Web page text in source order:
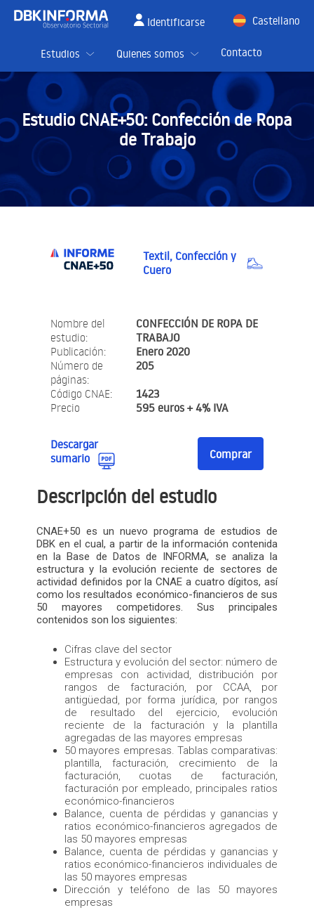
Identificarse
Castellano
Estudios
Quienes somos Contacto
Estudio CNAE+50: Confección de Ropa
de Trabajo
Textil, Confección y
Cuero
Nombre del
estudio:
CONFECCIÓN DE ROPA DE
TRABAJO
Publicación:
Enero 2020
Número de
páginas:
205
Código CNAE:
1423
Precio
595 euros + 4% IVA
Descargar
sumario
Comprar
Descripción del estudio
CNAE+50 es un nuevo programa de estudios de
DBK en el cual, a partir de la información contenida
en la Base de Datos de INFORMA, se analiza la
estructura y la evolución reciente de sectores de
actividad definidos por la CNAE a cuatro dígitos, así
como los resultados económico-financieros de sus
50 mayores competidores. Sus principales
contenidos son los siguientes:
Cifras clave del sector
Estructura y evolución del sector: número de
empresas con actividad, distribución por
rangos de facturación, por CCAA, por
antigüedad, por forma jurídica, por rangos
de resultado del ejercicio, evolución
reciente de la facturación y la plantilla
agregadas de las mayores empresas
50 mayores empresas. Tablas comparativas:
plantilla, facturación, crecimiento de la
facturación, cuotas de facturación,
facturación por empleado, principales ratios
económico-financieros
Balance, cuenta de pérdidas y ganancias y
ratios económico-financieros agregados de
las 50 mayores empresas
Balance, cuenta de pérdidas y ganancias y
ratios económico-financieros individuales de
las 50 mayores empresas
Dirección y teléfono de las 50 mayores
empresas